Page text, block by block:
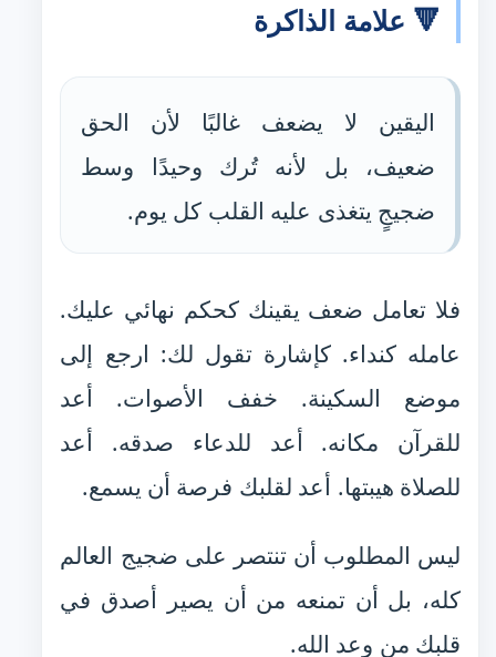
🔻 علامة الذاكرة
اليقين لا يضعف غالبًا لأن الحق
ضعيف، بل لأنه تُرك وحيدًا وسط
ضجيجٍ يتغذى عليه القلب كل يوم.
فلا تعامل ضعف يقينك كحكم نهائي عليك.
عامله كنداء. كإشارة تقول لك: ارجع إلى
موضع السكينة. خفف الأصوات. أعد
للقرآن مكانه. أعد للدعاء صدقه. أعد
للصلاة هيبتها. أعد لقلبك فرصة أن يسمع.
ليس المطلوب أن تنتصر على ضجيج العالم
كله، بل أن تمنعه من أن يصير أصدق في
قلبك من وعد الله.